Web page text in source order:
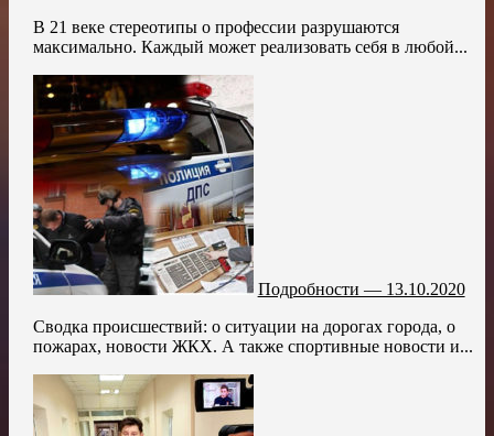
В 21 веке стереотипы о профессии разрушаются
максимально. Каждый может реализовать себя в любой...
Подробности — 13.10.2020
Сводка происшествий: о ситуации на дорогах города, о
пожарах, новости ЖКХ. А также спортивные новости и...